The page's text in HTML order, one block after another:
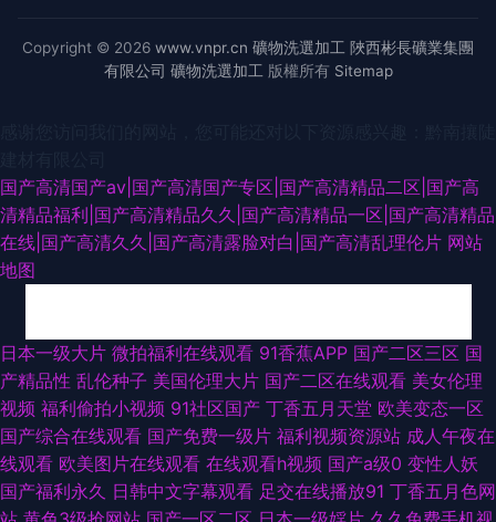
Copyright © 2026 www.vnpr.cn 礦物洗選加工 陜西彬長礦業集團
有限公司 礦物洗選加工 版權所有 Sitemap
国产高清国产av|国产高清国产专区|国产高清精品二区|国产高
清精品福利|国产高清精品久久|国产高清精品一区|国产高清精品
在线|国产高清久久|国产高清露脸对白|国产高清乱理伦片 网站
地图
新视频sss国产 91黑丝在线 国产乱子一二三区 福利偷拍导航 99热久 91软件
网战试看 91次元免费观看 欧美国产日韩福利 欧美亚性交 欧美日韩麻 欧美性
爱复古wwww 欧美操日韩 91传媒抖音 日韩AV三级勉费 婷婷国产福利 午夜
国产诱惑 色优优国产精品 性爱剧场 1024深夜小电影 91成人小电影 影音先
日本一级大片 微拍福利在线观看 91香蕉APP 国产二区三区 国
产精品性 乱伦种子 美国伦理大片 国产二区在线观看 美女伦理
视频 福利偷拍小视频 91社区国产 丁香五月天堂 欧美变态一区
国产综合在线观看 国产免费一级片 福利视频资源站 成人午夜在
线观看 欧美图片在线观看 在线观看h视频 国产a级0 变性人妖
国产福利永久 日韩中文字幕观看 足交在线播放91 丁香五月色网